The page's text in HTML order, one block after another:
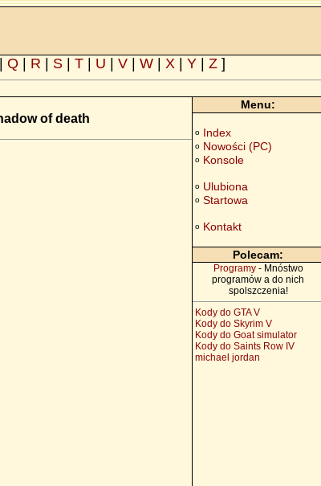
Q R S T U V W X Y Z ]
of death
Menu:
o Index
o Nowości (PC)
o Konsole
o Ulubiona
o Startowa
o Kontakt
Polecam:
Programy- Mnóstwo
programów a do nich
spolszczenia!
Kody do GTA V
Kody do Skyrim V
Kody do Goat simulator
Kody do Saints Row IV
michael jordan